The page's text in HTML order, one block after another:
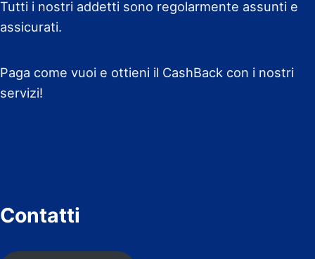
Tutti i nostri addetti sono regolarmente assunti e
assicurati.
Paga come vuoi e ottieni il CashBack con i nostri
servizi!
Contatti